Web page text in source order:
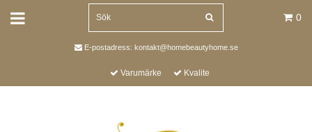
0
E-postadress: kontakt@homebeautyhome.se
Varumärke Kvalite